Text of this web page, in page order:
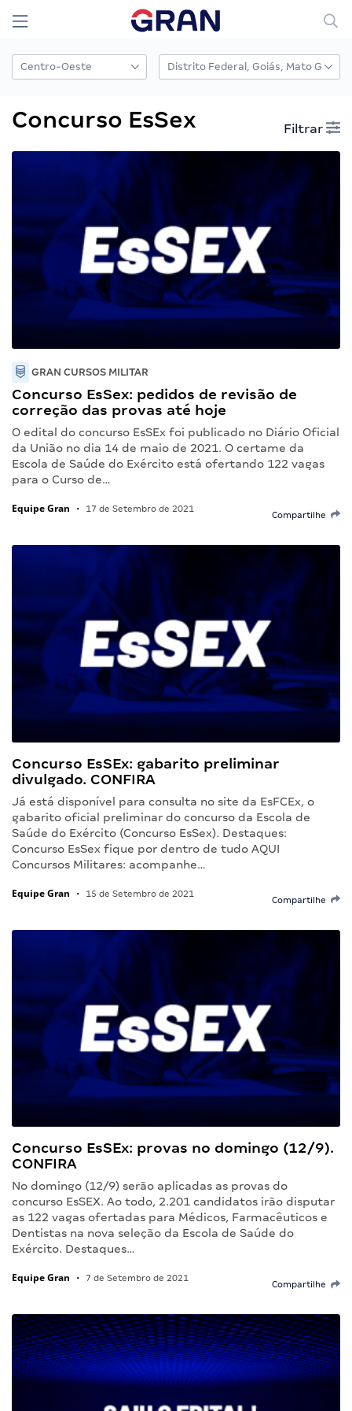
Concurso EsSex Filtrar
GRAN CURSOS MILITAR
Concurso EsSex: pedidos de revisão de
correção das provas até hoje
O edital do concurso EsSEx foi publicado no Diário Oficial
da União no dia 14 de maio de 2021. O certame da
Escola de Saúde do Exército está ofertando 122 vagas
para o Curso de…
Equipe Gran • 17 de Setembro de 2021
Compartilhe
Concurso EsSEx: gabarito preliminar
divulgado. CONFIRA
Já está disponível para consulta no site da EsFCEx, o
gabarito oficial preliminar do concurso da Escola de
Saúde do Exército (Concurso EsSex). Destaques:
Concurso EsSex fique por dentro de tudo AQUI
Concursos Militares: acompanhe…
Equipe Gran • 15 de Setembro de 2021
Compartilhe
Concurso EsSEx: provas no domingo (12/9).
CONFIRA
No domingo (12/9) serão aplicadas as provas do
concurso EsSEX. Ao todo, 2.201 candidatos irão disputar
as 122 vagas ofertadas para Médicos, Farmacêuticos e
Dentistas na nova seleção da Escola de Saúde do
Exército. Destaques…
Equipe Gran • 7 de Setembro de 2021
Compartilhe